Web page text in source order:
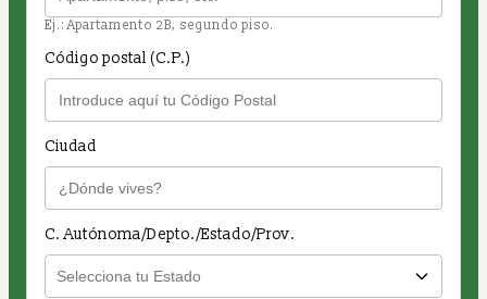
Ej.: Apartamento 2B, segundo piso.
Código postal (C.P.)
Ciudad
C. Autónoma/Depto./Estado/Prov.